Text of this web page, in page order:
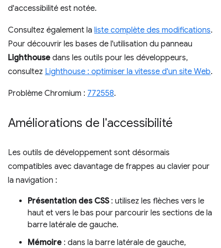
d'accessibilité est notée.
Consultez également la liste complète des modifications.
Pour découvrir les bases de l'utilisation du panneau
Lighthouse dans les outils pour les développeurs,
consultez Lighthouse : optimiser la vitesse d'un site Web.
Problème Chromium : 772558.
Améliorations de l'accessibilité
Les outils de développement sont désormais
compatibles avec davantage de frappes au clavier pour
la navigation :
Présentation des CSS: utilisez les flèches vers le
haut et vers le bas pour parcourir les sections de la
barre latérale de gauche.
Mémoire : dans la barre latérale de gauche,